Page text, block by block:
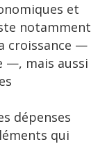
et
notamment
croissance —
—, mais aussi
dépenses
qui